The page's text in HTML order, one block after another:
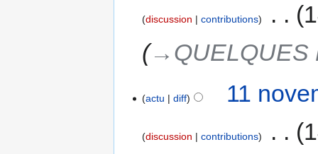
discussion contributions
→‎QUELQUES
actu diff 11
discussion contributions